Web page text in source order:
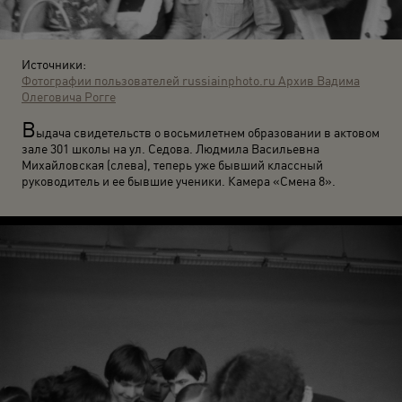
Источники:
Фотографии пользователей russiainphoto.ru Архив Вадима
Олеговича Рогге
Выдача свидетельств о восьмилетнем образовании в актовом
зале 301 школы на ул. Седова. Людмила Васильевна
Михайловская (слева), теперь уже бывший классный
руководитель и ее бывшие ученики. Камера «Смена 8».